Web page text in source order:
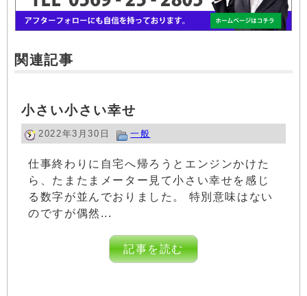
関連記事
小さい小さい幸せ
2022年3月30日 一般
仕事終わりに自宅へ帰ろうとエンジンかけた
ら、たまたまメーター見て小さい幸せを感じ
る数字が並んでおりました。 特別意味はない
のですが偶然...
記事を読む